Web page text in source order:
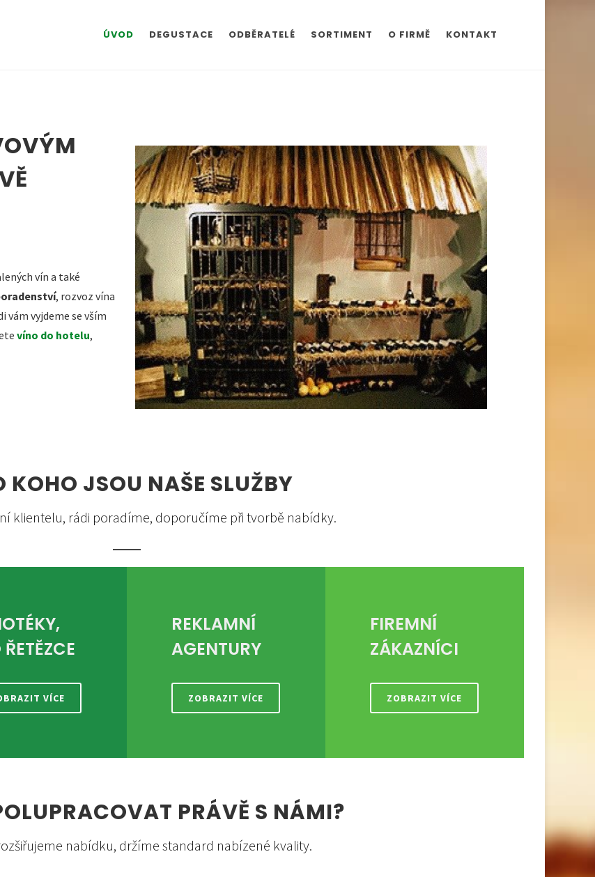
ÚVOD DEGUSTACE ODBĚRATELÉ SORTIMENT O FIRMĚ KONTAKT
vín a také
, rozvoz vína
vám vyjdeme se vším
víno do hotelu,
KOHO JSOU NAŠE SLUŽBY
klientelu, rádi poradíme, doporučíme při tvorbě nabídky.
VÍCE
REKLAMNÍ
AGENTURY
ZOBRAZIT VÍCE
FIREMNÍ
ZÁKAZNÍCI
ZOBRAZIT VÍCE
PRÁVĚ S NÁMI?
nabídku, držíme standard nabízené kvality.